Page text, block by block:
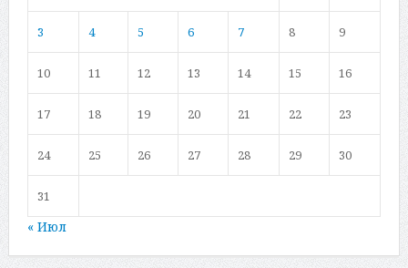
3 4 5 6 7 8 9
10 11 12 13 14 15 16
17 18 19 20 21 22 23
24 25 26 27 28 29 30
31
« Июл